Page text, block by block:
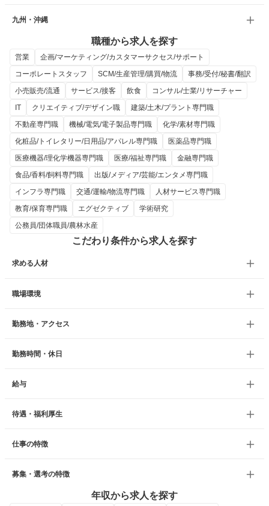
九州・沖縄
職種から求人を探す
営業
企画/マーケティング/カスタマーサクセス/サポート
コーポレートスタッフ
SCM/生産管理/購買/物流
事務/受付/秘書/翻訳
小売販売/流通
サービス/接客 飲食
コンサル/士業/リサーチャー
IT
クリエイティブ/デザイン職
建築/土木/プラント専門職
不動産専門職
機械/電気/電子製品専門職
化学/素材専門職
化粧品/トイレタリー/日用品/アパレル専門職
医薬品専門職
医療機器/理化学機器専門職
医療/福祉専門職
金融専門職
食品/香料/飼料専門職
出版/メディア/芸能/エンタメ専門職
インフラ専門職
交通/運輸/物流専門職
人材サービス専門職
教育/保育専門職
エグゼクティブ
学術研究
公務員/団体職員/農林水産
こだわり条件から求人を探す
求める人材
職場環境
勤務地・アクセス
勤務時間・休日
給与
待遇・福利厚生
仕事の特徴
募集・選考の特徴
年収から求人を探す